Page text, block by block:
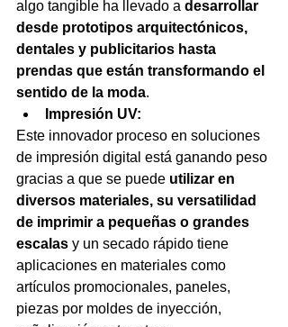
algo tangible ha llevado a desarrollar
desde prototipos arquitectónicos,
dentales y publicitarios hasta
prendas que están transformando el
sentido de la moda.
Impresión UV:
Este innovador proceso en soluciones
de impresión digital está ganando peso
gracias a que se puede utilizar en
diversos materiales, su versatilidad
de imprimir a pequeñas o grandes
escalas y un secado rápido tiene
aplicaciones en materiales como
artículos promocionales, paneles,
piezas por moldes de inyección,